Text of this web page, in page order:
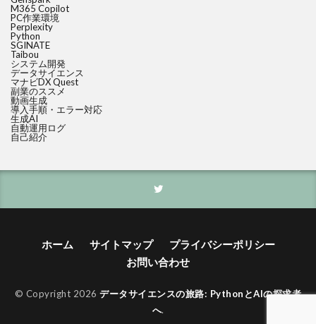
M365 Copilot
PC作業環境
Perplexity
Python
SGINATE
Taibou
システム開発
データサイエンス
マナビDX Quest
副業のススメ
動画生成
導入手順・エラー対応
生成AI
自動運用ログ
自己紹介
ホーム サイトマップ
プライバシーポリシー
お問い合わせ
© Copyright 2026データサイエンスの旅路: PythonとAIの探求者
へ.